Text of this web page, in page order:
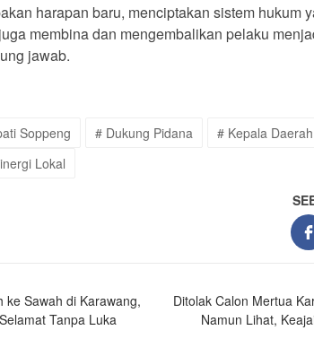
harapan baru, menciptakan sistem hukum
membina dan mengembalikan pelaku
jawab.
Soppeng # Dukung Pidana # Kepala Daerah
Lokal
ke Sawah di Karawang,
Tanpa Luka
Ditolak Calon Mertua
Namun Lihat,